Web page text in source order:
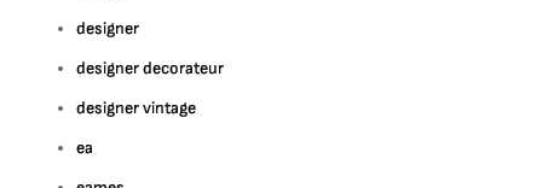
designer
designer decorateur
designer vintage
ea